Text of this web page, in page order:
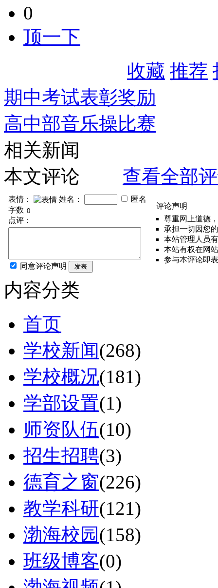
0
顶一下
收藏 推荐
期中考试表彰奖励
高中部音乐操比赛
相关新闻
本文评论
查看全部
表情： 姓名：
匿名
字数
点评：
同意评论声明 发表
评论声明
尊重网上道德
承担一切因您
本站管理人员
本站有权在网
参与本评论即
内容分类
首页
学校新闻(268)
学校概况(181)
学部设置(1)
师资队伍(10)
招生招聘(3)
德育之窗(226)
教学科研(121)
渤海校园(158)
班级博客(0)